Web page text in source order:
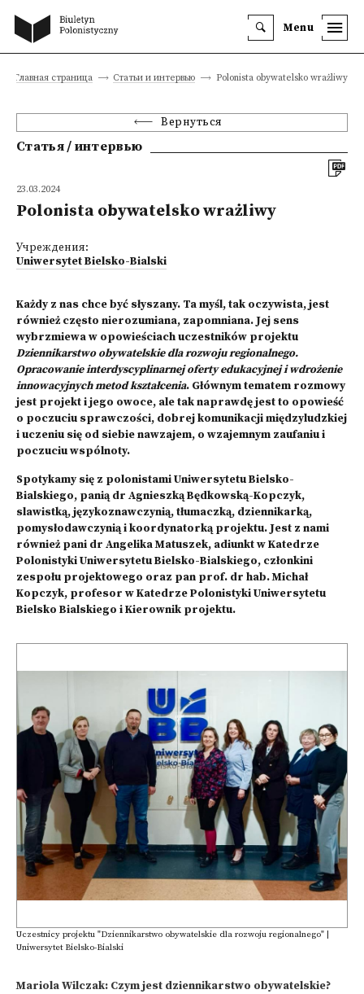
Menu
Главная страница Статьи и интервью Polonista obywatelsko wrażliwy
Вернуться
Статья / интервью
23.03.2024
Polonista obywatelsko wrażliwy
Учреждения:
Uniwersytet Bielsko-Bialski
Każdy z nas chce być słyszany. Ta myśl, tak oczywista, jest
również często nierozumiana, zapomniana. Jej sens
wybrzmiewa w opowieściach uczestników projektu
Dziennikarstwo obywatelskie dla rozwoju regionalnego.
Opracowanie interdyscyplinarnej oferty edukacyjnej i wdrożenie
innowacyjnych metod kształcenia. Głównym tematem rozmowy
jest projekt i jego owoce, ale tak naprawdę jest to opowieść
o poczuciu sprawczości, dobrej komunikacji międzyludzkiej
i uczeniu się od siebie nawzajem, o wzajemnym zaufaniu i
poczuciu wspólnoty.
Spotykamy się z polonistami Uniwersytetu Bielsko-
Bialskiego, panią dr Agnieszką Będkowską-Kopczyk,
slawistką, językoznawczynią, tłumaczką, dziennikarką,
pomysłodawczynią i koordynatorką projektu. Jest z nami
również pani dr Angelika Matuszek, adiunkt w Katedrze
Polonistyki Uniwersytetu Bielsko-Bialskiego, członkini
zespołu projektowego oraz pan prof. dr hab. Michał
Kopczyk, profesor w Katedrze Polonistyki Uniwersytetu
Bielsko Bialskiego i Kierownik projektu.
Uczestnicy projektu "Dziennikarstwo obywatelskie dla rozwoju regionalnego" |
Uniwersytet Bielsko-Bialski
Mariola Wilczak: Czym jest dziennikarstwo obywatelskie?